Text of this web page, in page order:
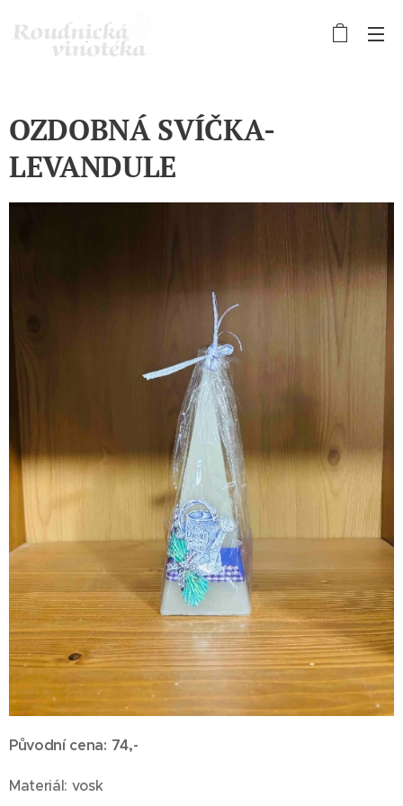
OZDOBNÁ SVÍČKA-
LEVANDULE
Původní cena: 74,-
Materiál: vosk